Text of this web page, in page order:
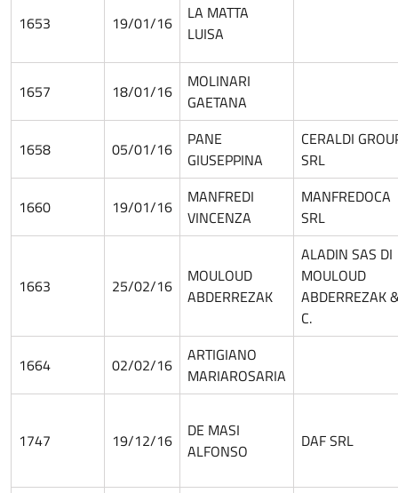
1653 19/01/16
LA MATTA
LUISA
1657 18/01/16
MOLINARI
GAETANA
1658 05/01/16
PANE
GIUSEPPINA
CERALDI
SRL
1660 19/01/16
MANFREDI
VINCENZA
MANFREDOCA
SRL
1663 25/02/16
MOULOUD
ABDERREZAK
ALADIN SAS DI
MOULOUD
ABDERREZAK
C.
1664 02/02/16
ARTIGIANO
MARIAROSARIA
1747 19/12/16
DE MASI
ALFONSO
DAF SRL